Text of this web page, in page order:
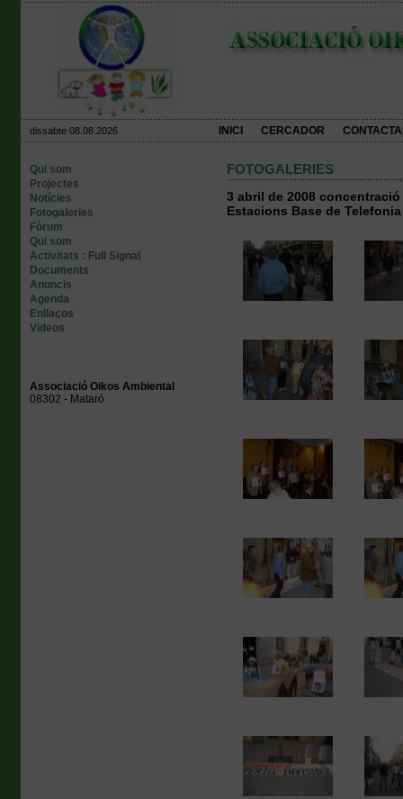
dissabte 08.08.2026 INICI CERCADOR
Qui som
Projectes
Notícies
Fotogaleries
Fòrum
Qui som
Activitats : Full Signal
Documents
Anuncis
Agenda
Enllaços
Videos
Associació Oikos Ambiental
08302 - Mataró
FOTOGALERIES
3 abril de 2008
Estacions Base de